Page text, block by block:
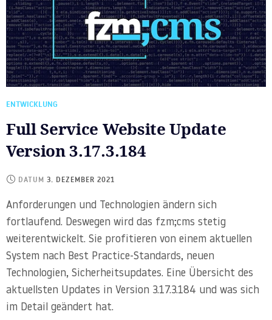
ENTWICKLUNG
Full Service Website Update
Version 3.17.3.184
DATUM 3. DEZEMBER 2021
Anforderungen und Technologien ändern sich
fortlaufend. Deswegen wird das fzm;cms stetig
weiterentwickelt. Sie profitieren von einem aktuellen
System nach Best Practice-Standards, neuen
Technologien, Sicherheitsupdates. Eine Übersicht des
aktuellsten Updates in Version 3.17.3.184 und was sich
im Detail geändert hat.